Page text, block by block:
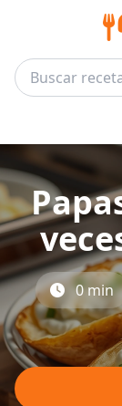
0 min